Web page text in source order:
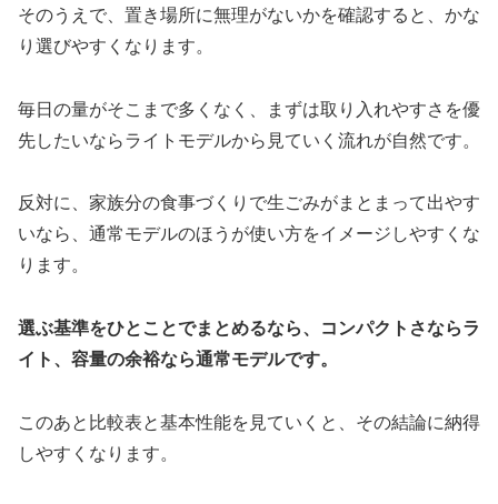
そのうえで、置き場所に無理がないかを確認すると、かな
り選びやすくなります。
毎日の量がそこまで多くなく、まずは取り入れやすさを優
先したいならライトモデルから見ていく流れが自然です。
反対に、家族分の食事づくりで生ごみがまとまって出やす
いなら、通常モデルのほうが使い方をイメージしやすくな
ります。
選ぶ基準をひとことでまとめるなら、コンパクトさならラ
イト、容量の余裕なら通常モデルです。
このあと比較表と基本性能を見ていくと、その結論に納得
しやすくなります。